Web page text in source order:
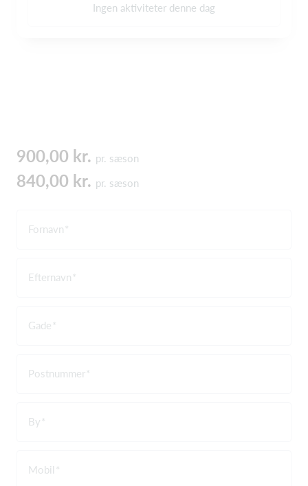
Ingen aktiviteter denne dag
900,00 kr. pr. sæson
840,00 kr. pr. sæson
Fornavn
Efternavn
Gade
Postnummer
By
Mobil